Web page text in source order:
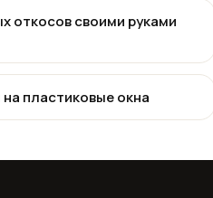
откосов своими руками
пластиковые окна